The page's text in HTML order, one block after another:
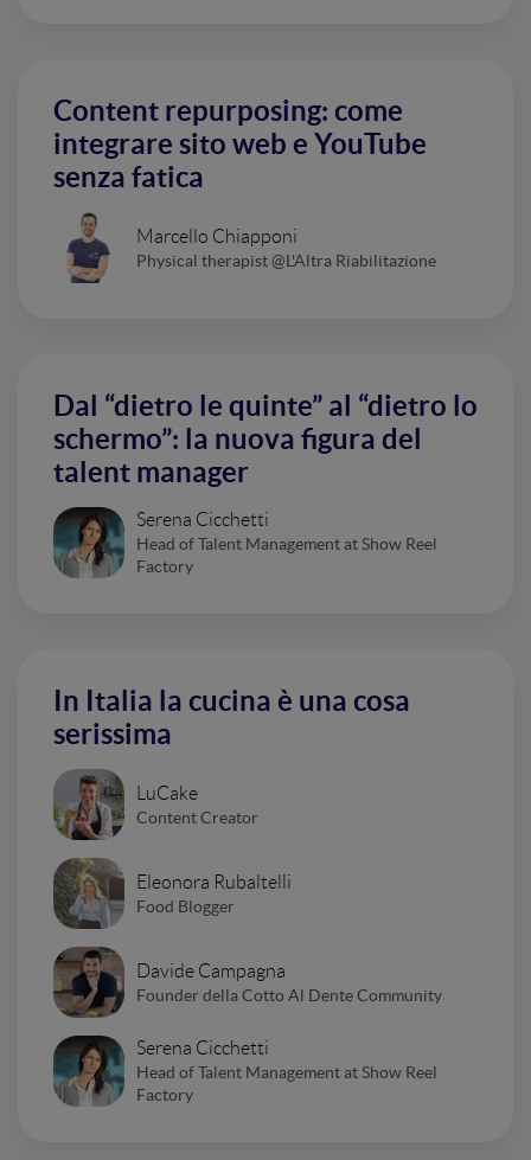
Content repurposing: come
integrare sito web e YouTube
senza fatica
Marcello Chiapponi
Physical therapist @L'Altra Riabilitazione
Dal “dietro le quinte” al “dietro lo
schermo”: la nuova figura del
talent manager
Serena Cicchetti
Head of Talent Management at Show Reel
Factory
In Italia la cucina è una cosa
serissima
LuCake
Content Creator
Eleonora Rubaltelli
Food Blogger
Davide Campagna
Founder della Cotto Al Dente Community
Serena Cicchetti
Head of Talent Management at Show Reel
Factory